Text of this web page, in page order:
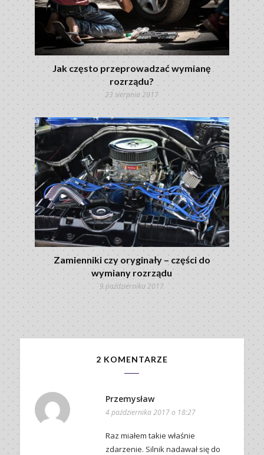
Jak często przeprowadzać wymianę
rozrządu?
23 sierpnia 2017
Zamienniki czy oryginały – części do
wymiany rozrządu
9 października 2017
2 KOMENTARZE
Przemysław
4 października 2017 o 18:27
Raz miałem takie właśnie
zdarzenie. Silnik nadawał się do